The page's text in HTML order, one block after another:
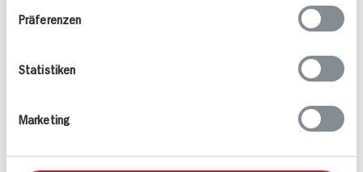
Präferenzen
Statistiken
Marketing